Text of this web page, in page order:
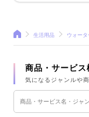
生活用品 ウォー
商品・サービス
気になるジャンルや